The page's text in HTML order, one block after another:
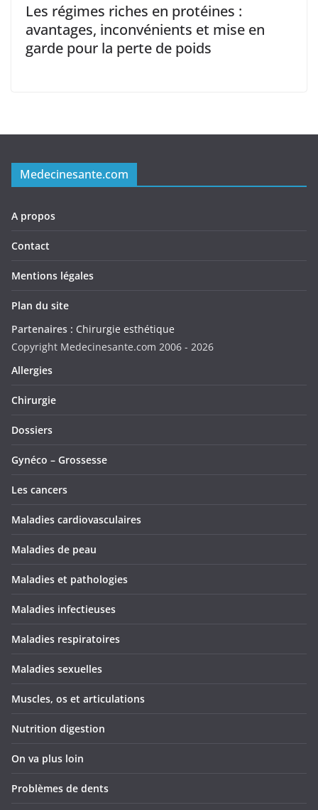
Les régimes riches en protéines :
avantages, inconvénients et mise en
garde pour la perte de poids
Medecinesante.com
A propos
Contact
Mentions légales
Plan du site
Partenaires : Chirurgie esthétique
Copyright Medecinesante.com 2006 - 2026
Allergies
Chirurgie
Dossiers
Gynéco – Grossesse
Les cancers
Maladies cardiovasculaires
Maladies de peau
Maladies et pathologies
Maladies infectieuses
Maladies respiratoires
Maladies sexuelles
Muscles, os et articulations
Nutrition digestion
On va plus loin
Problèmes de dents